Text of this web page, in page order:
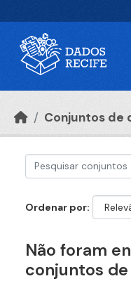
Conjuntos de
Ordenar por
Não foram
conjuntos